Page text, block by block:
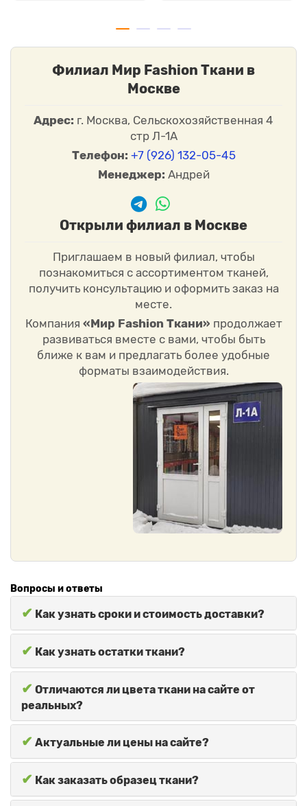
Филиал Мир Fashion Ткани в
Москве
Адрес: г. Москва, Сельскохозяйственная 4
стр Л-1А
Телефон: +7 (926) 132-05-45
Менеджер: Андрей
Открыли филиал в Москве
Приглашаем в новый филиал, чтобы
познакомиться с ассортиментом тканей,
получить консультацию и оформить заказ на
месте.
Компания «Мир Fashion Ткани» продолжает
развиваться вместе с вами, чтобы быть
ближе к вам и предлагать более удобные
форматы взаимодействия.
Вопросы и ответы
✔ Как узнать сроки и стоимость доставки?
✔ Как узнать остатки ткани?
✔ Отличаются ли цвета ткани на сайте от
реальных?
✔ Актуальные ли цены на сайте?
✔ Как заказать образец ткани?